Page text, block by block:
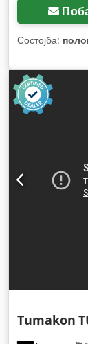
Состојба:
Tumakon